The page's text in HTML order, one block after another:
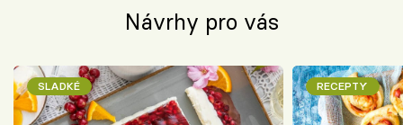
Návrhy pro vás
SLADKÉ RECEPTY